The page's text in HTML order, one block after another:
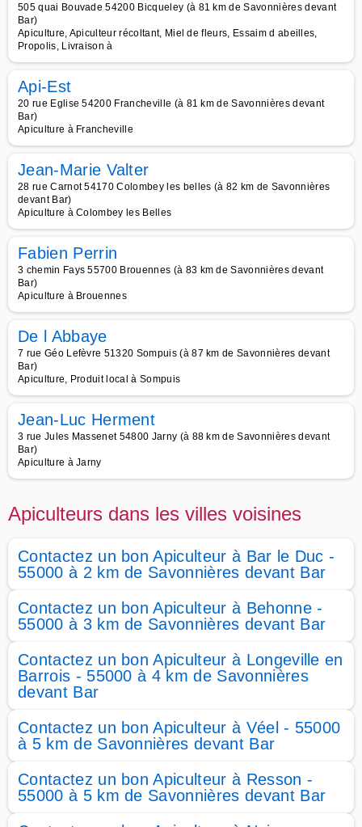
505 quai Bouvade 54200 Bicqueley (à 81 km de Savonnières devant
Bar)
Apiculture, Apiculteur récoltant, Miel de fleurs, Essaim d abeilles,
Propolis, Livraison à
Api-Est
20 rue Eglise 54200 Francheville (à 81 km de Savonnières devant
Bar)
Apiculture à Francheville
Jean-Marie Valter
28 rue Carnot 54170 Colombey les belles (à 82 km de Savonnières
devant Bar)
Apiculture à Colombey les Belles
Fabien Perrin
3 chemin Fays 55700 Brouennes (à 83 km de Savonnières devant
Bar)
Apiculture à Brouennes
De l Abbaye
7 rue Géo Lefèvre 51320 Sompuis (à 87 km de Savonnières devant
Bar)
Apiculture, Produit local à Sompuis
Jean-Luc Herment
3 rue Jules Massenet 54800 Jarny (à 88 km de Savonnières devant
Bar)
Apiculture à Jarny
Apiculteurs dans les villes voisines
Contactez un bon Apiculteur à Bar le Duc -
55000 à 2 km de Savonnières devant Bar
Contactez un bon Apiculteur à Behonne -
55000 à 3 km de Savonnières devant Bar
Contactez un bon Apiculteur à Longeville en
Barrois - 55000 à 4 km de Savonnières
devant Bar
Contactez un bon Apiculteur à Véel - 55000
à 5 km de Savonnières devant Bar
Contactez un bon Apiculteur à Resson -
55000 à 5 km de Savonnières devant Bar